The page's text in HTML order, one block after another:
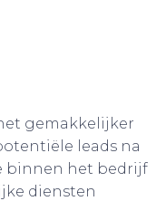
gemakkelijker
leads na
binnen het bedrijf
diensten